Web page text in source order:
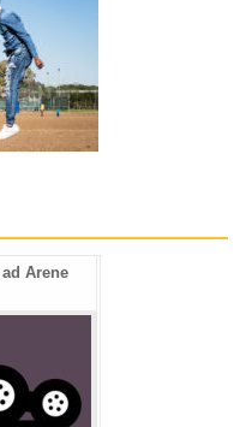
Arene